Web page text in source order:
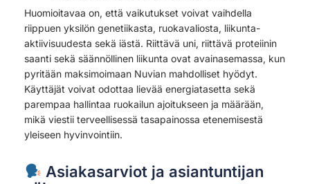
Huomioitavaa on, että vaikutukset voivat vaihdella
riippuen yksilön genetiikasta, ruokavaliosta, liikunta-
aktiivisuudesta sekä iästä. Riittävä uni, riittävä proteiinin
saanti sekä säännöllinen liikunta ovat avainasemassa, kun
pyritään maksimoimaan Nuvian mahdolliset hyödyt.
Käyttäjät voivat odottaa lievää energiatasetta sekä
parempaa hallintaa ruokailun ajoitukseen ja määrään,
mikä viestii terveellisessä tasapainossa etenemisestä
yleiseen hyvinvointiin.
Asiakasarviot ja asiantuntijan